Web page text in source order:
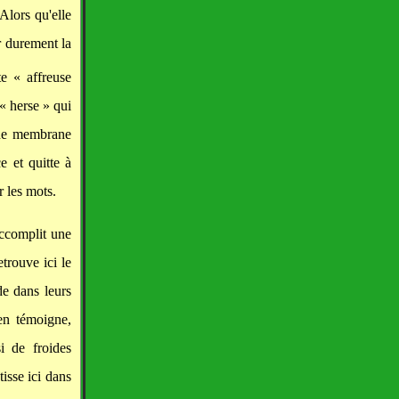
qu'elle
durement la
« affreuse
herse » qui
membrane
et quitte à
les mots.
une
ici le
dans leurs
témoigne,
de froides
ici dans